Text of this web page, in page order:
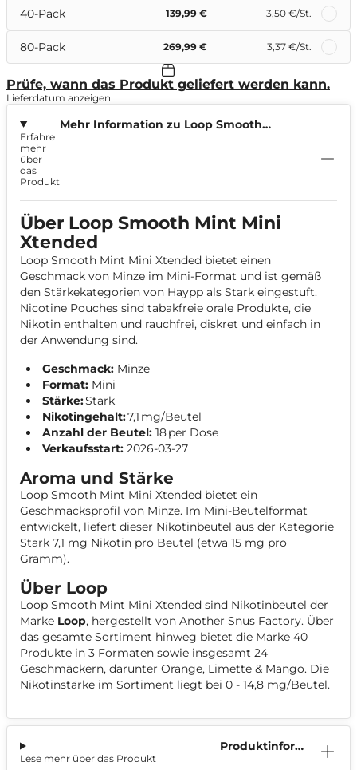
40-Pack 139,99 € 3,50 €/St.
80-Pack 269,99 € 3,37 €/St.
Prüfe, wann das Produkt geliefert werden kann.
Lieferdatum anzeigen
Mehr Information zu Loop Smooth
Erfahre
mehr
über
das
Produkt
Über Loop Smooth Mint Mini
Xtended
Loop Smooth Mint Mini Xtended bietet einen
Geschmack von Minze im Mini-Format und ist gemäß
den Stärkekategorien von Haypp als Stark eingestuft.
Nicotine Pouches sind tabakfreie orale Produkte, die
Nikotin enthalten und rauchfrei, diskret und einfach in
der Anwendung sind.
Geschmack: Minze
Format: Mini
Stärke:Stark
Nikotingehalt:7,1 mg/Beutel
Anzahl der Beutel: 18 per Dose
Verkaufsstart: 2026-03-27
Aroma und Stärke
Loop Smooth Mint Mini Xtended bietet ein
Geschmacksprofil von Minze. Im Mini-Beutelformat
entwickelt, liefert dieser Nikotinbeutel aus der Kategorie
Stark 7,1 mg Nikotin pro Beutel (etwa 15 mg pro
Gramm).
Über Loop
Loop Smooth Mint Mini Xtended sind Nikotinbeutel der
Marke Loop, hergestellt von Another Snus Factory. Über
das gesamte Sortiment hinweg bietet die Marke 40
Produkte in 3 Formaten sowie insgesamt 24
Geschmäckern, darunter Orange, Limette & Mango. Die
Nikotinstärke im Sortiment liegt bei 0 - 14,8 mg/Beutel.
Produktinform
Lese mehr über das Produkt